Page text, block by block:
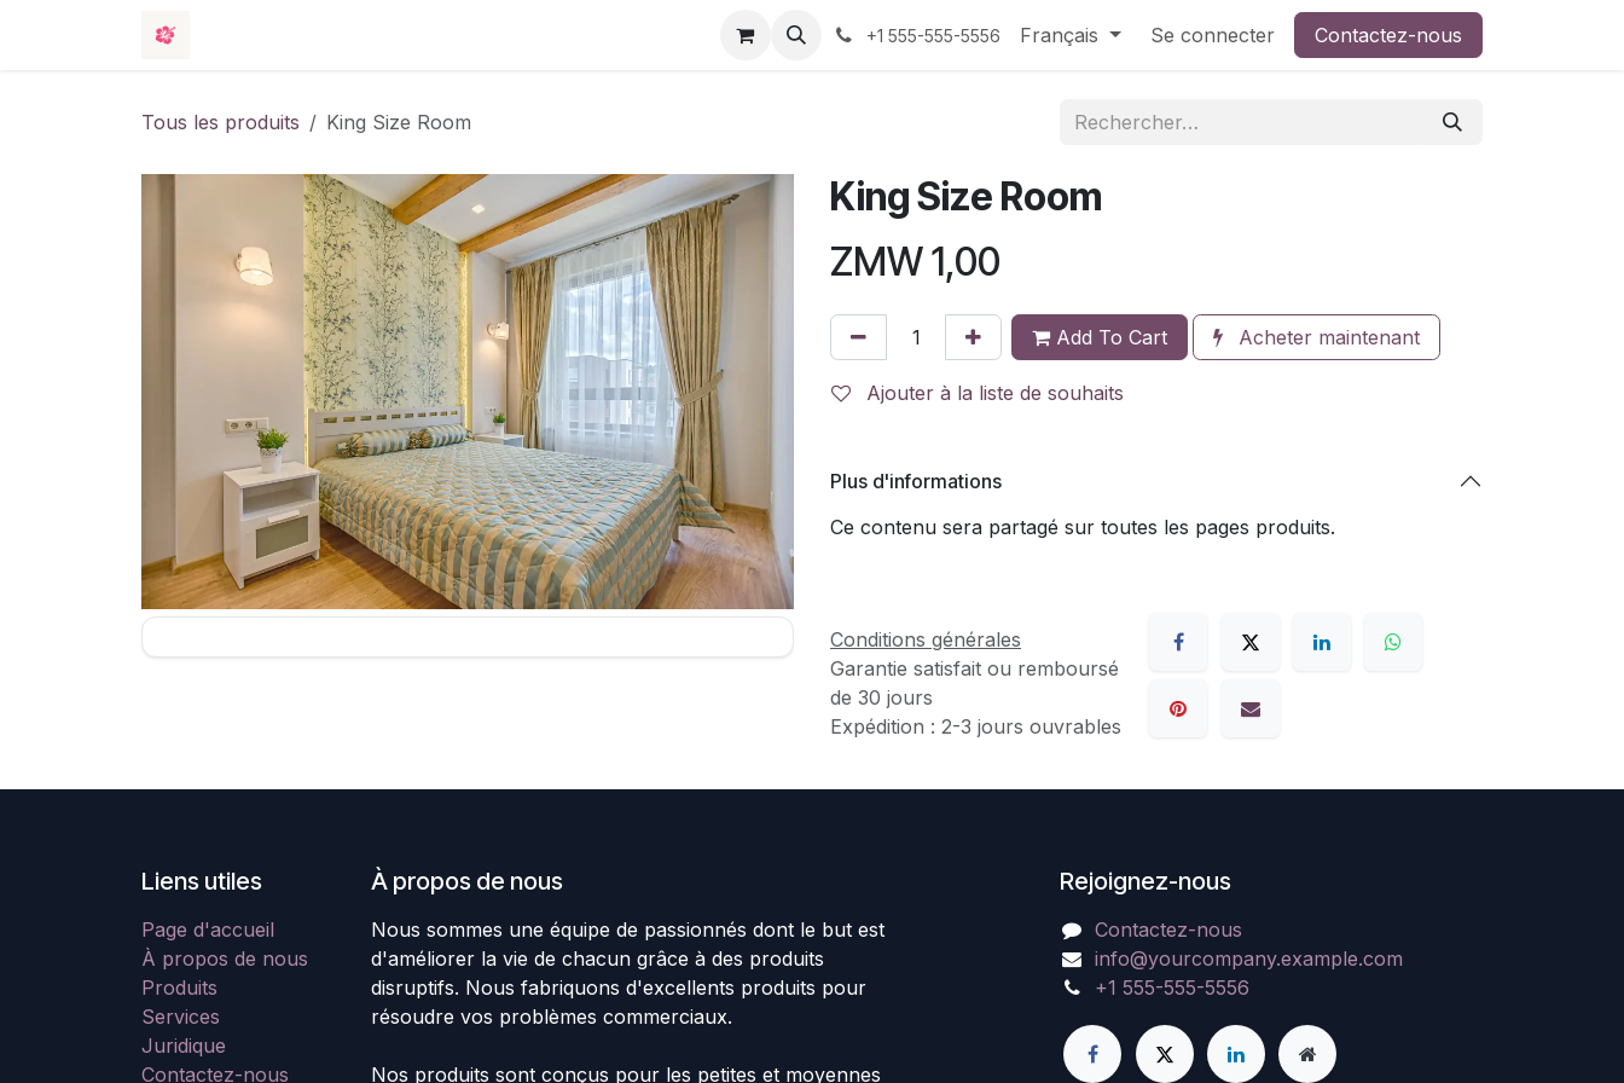
+1 555-555-5556 Français Se connecter Contactez-nous
Tous les produits King Size Room
King Size Room
ZMW1,00
Add To Cart Acheter maintenant
Ajouter à la liste de souhaits
Plus d'informations
Ce contenu sera partagé sur toutes les pages produits.
Conditions générales
Garantie satisfait ou remboursé
de 30 jours
Expédition : 2-3 jours ouvrables
Liens utiles
Page d'accueil
À propos de nous
Produits
Services
Juridique
Contactez-nous
À propos de nous
Nous sommes une équipe de passionnés dont le but est
d'améliorer la vie de chacun grâce à des produits
disruptifs. Nous fabriquons d'excellents produits pour
résoudre vos problèmes commerciaux.
Nos produits sont conçus pour les petites et moyennes
Rejoignez-nous
Contactez-nous
info@yourcompany.example.com
+1 555-555-5556